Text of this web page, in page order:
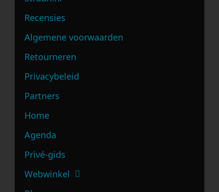
Recensies
Algemene voorwaarden
Retourneren
Privacybeleid
Partners
Home
Agenda
Privé-gids
Webwinkel